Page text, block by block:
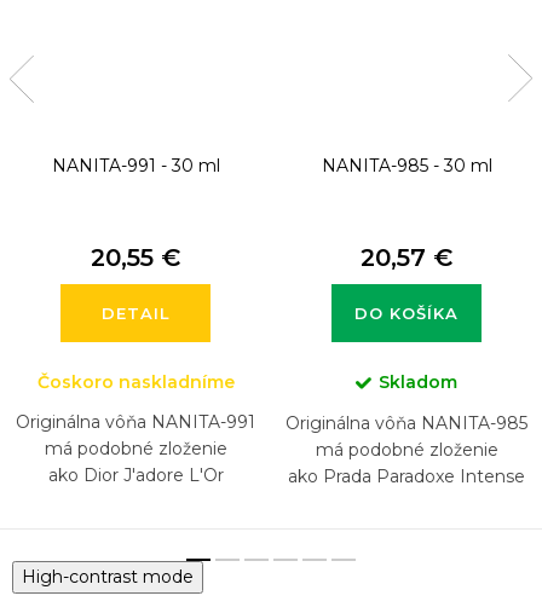
NANITA-991 - 30 ml
20,55 €
DETAIL
Čoskoro naskladníme
Originálna vôňa NANITA-991
má podobné zloženie
ako Dior J'adore L'Or
NANITA-985 - 30 ml
20,57 €
DO KOŠÍKA
Skladom
Originálna vôňa NANITA-985
má podobné zloženie
ako Prada Paradoxe Intense
High-contrast mode